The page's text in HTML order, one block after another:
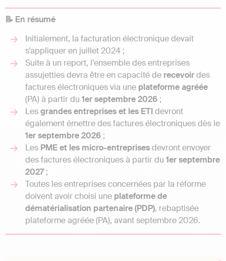
📝 En résumé
Initialement, la facturation électronique devait
s’appliquer en juillet 2024 ;
Suite à un report, l’ensemble des entreprises
assujetties devra être en capacité de recevoirdes
factures électroniques via une plateforme agréée
(PA) à partir du 1er septembre 2026 ;
Lesgrandes entreprises et les ETIdevront
également émettre des factures électroniques dès le
1er septembre 2026 ;
Les PME et les micro-entreprisesdevront envoyer
des factures électroniques à partir du 1er septembre
2027;
Toutes les entreprises concernées par la réforme
doivent avoir choisi une plateforme de
dématérialisation partenaire (PDP), rebaptisée
plateforme agréée (PA), avant septembre 2026.